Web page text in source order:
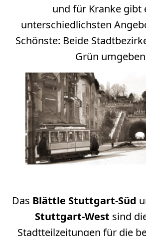
und für Kranke gibt
unterschiedlichsten
Schönste: Beide
Grün
Das Blättle Stuttgart-Süd
Stuttgart-West sind
Stadtteilzeitungen für die